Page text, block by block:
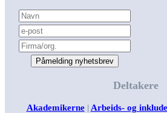
Påmelding nyhetsbrev
Deltakere
Akademikerne| Arbeids- og